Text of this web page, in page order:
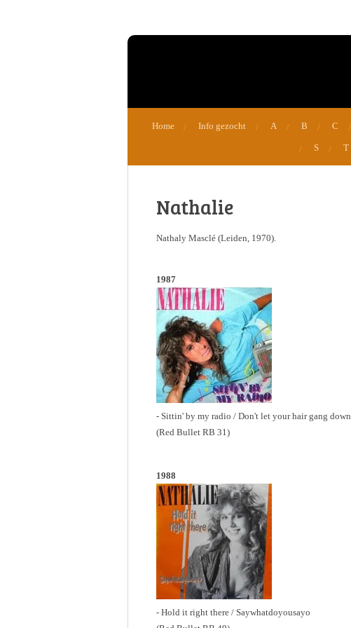
Home Info gezocht A B C
S T
Nathalie
Nathaly Masclé (Leiden, 1970).
1987
- Sittin' by my radio / Don't let your hair gang down
(Red Bullet RB 31)
1988
- Hold it right there / Saywhatdoyousayo